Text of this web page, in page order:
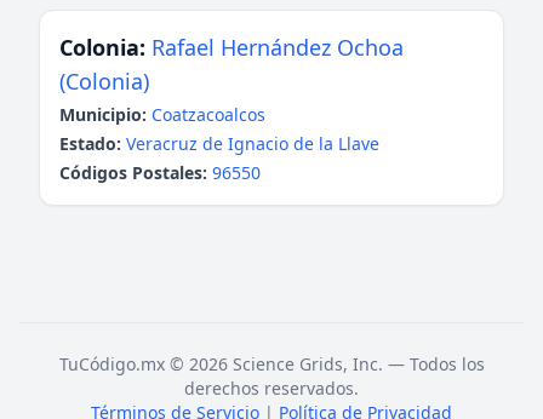
Colonia: Rafael Hernández Ochoa
(Colonia)
Municipio: Coatzacoalcos
Estado: Veracruz de Ignacio de la Llave
Códigos Postales: 96550
TuCódigo.mx © 2026 Science Grids, Inc. — Todos los
derechos reservados.
Términos de Servicio | Política de Privacidad